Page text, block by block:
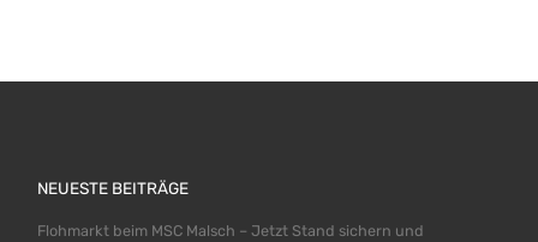
NEUESTE BEITRÄGE
Flohmarkt beim MSC Malsch – Jetzt Stand sichern und